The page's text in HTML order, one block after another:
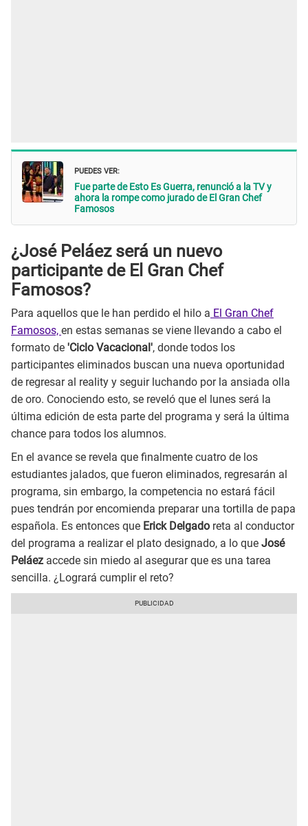
PUEDES VER:
Fue parte de Esto Es Guerra, renunció a la TV y
ahora la rompe como jurado de El Gran Chef
Famosos
¿José Peláez será un nuevo
participante de El Gran Chef
Famosos?
Para aquellos que le han perdido el hilo a El Gran Chef
Famosos, en estas semanas se viene llevando a cabo el
formato de 'Ciclo Vacacional', donde todos los
participantes eliminados buscan una nueva oportunidad
de regresar al reality y seguir luchando por la ansiada olla
de oro. Conociendo esto, se reveló que el lunes será la
última edición de esta parte del programa y será la última
chance para todos los alumnos.
En el avance se revela que finalmente cuatro de los
estudiantes jalados, que fueron eliminados, regresarán al
programa, sin embargo, la competencia no estará fácil
pues tendrán por encomienda preparar una tortilla de papa
española. Es entonces que Erick Delgado reta al conductor
del programa a realizar el plato designado, a lo que José
Peláez accede sin miedo al asegurar que es una tarea
sencilla. ¿Logrará cumplir el reto?